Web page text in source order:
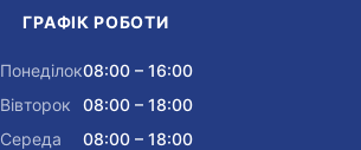
ГРАФІК РОБОТИ
Понеділок08:00 – 16:00
Вівторок
08:00 – 18:00
Середа
08:00 – 18:00